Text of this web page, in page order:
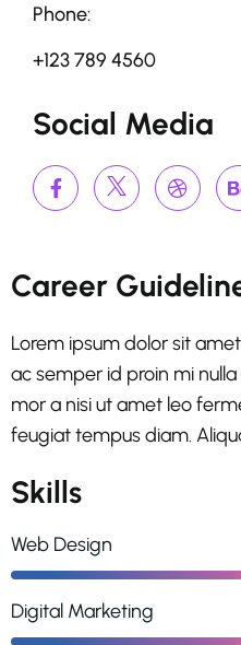
Phone:
+123 789 4560
Social Media
Career
Lorem ipsum dolor sit
ac semper id proin mi
mor a nisi ut amet leo
feugiat tempus diam.
Skills
Web Design
Digital Marketing